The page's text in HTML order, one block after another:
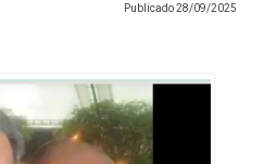
Publicado28/09/2025